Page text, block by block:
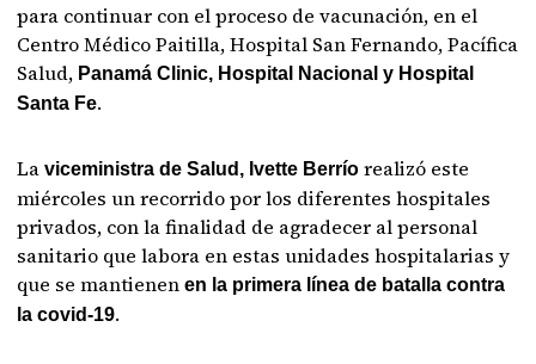
para continuar con el proceso de vacunación, en el
Centro Médico Paitilla, Hospital San Fernando, Pacífica
Salud, Panamá Clinic, Hospital Nacional y Hospital
Santa Fe.
La viceministra de Salud, Ivette Berrío realizó este
miércoles un recorrido por los diferentes hospitales
privados, con la finalidad de agradecer al personal
sanitario que labora en estas unidades hospitalarias y
que se mantienenen la primera línea de batalla contra
la covid-19.